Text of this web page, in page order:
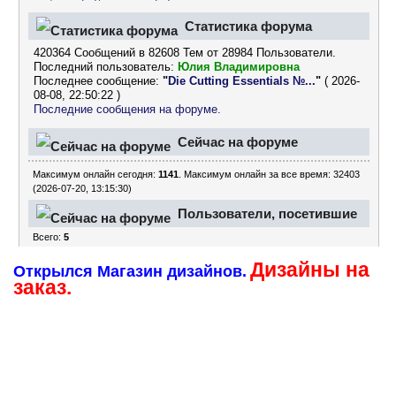
Статистика форума
420364 Сообщений в 82608 Тем от 28984 Пользователи.
Последний пользователь: Юлия Владимировна
Последнее сообщение:"Die Cutting Essentials №..." ( 2026-
08-08, 22:50:22 )
Последние сообщения на форуме.
Сейчас на форуме
Максимум онлайн сегодня:1141 . Максимум онлайн за все время: 32403
(2026-07-20, 13:15:30)
Пользователи, посетившие
часа
Всего:5
Открылся Магазин дизайнов. Дизайны на
заказ.